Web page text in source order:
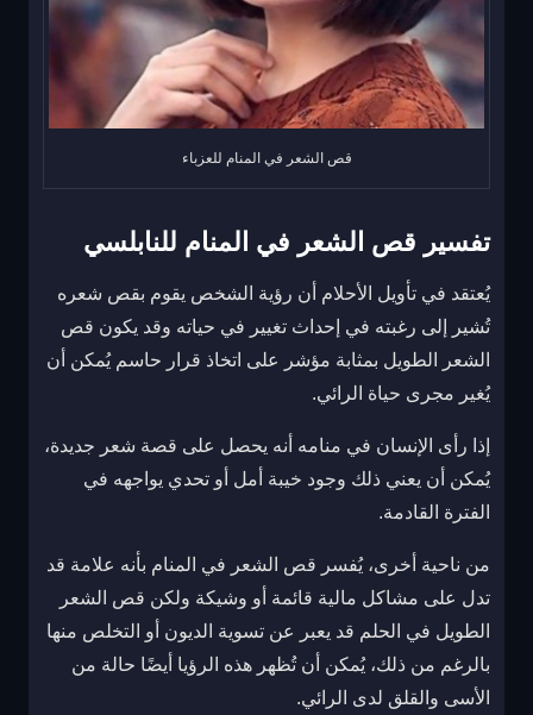
قص الشعر في المنام للعزباء
تفسير قص الشعر في المنام للنابلسي
يُعتقد في تأويل الأحلام أن رؤية الشخص يقوم بقص شعره
تُشير إلى رغبته في إحداث تغيير في حياته وقد يكون قص
الشعر الطويل بمثابة مؤشر على اتخاذ قرار حاسم يُمكن أن
يُغير مجرى حياة الرائي.
إذا رأى الإنسان في منامه أنه يحصل على قصة شعر جديدة،
يُمكن أن يعني ذلك وجود خيبة أمل أو تحدي يواجهه في
الفترة القادمة.
من ناحية أخرى، يُفسر قص الشعر في المنام بأنه علامة قد
تدل على مشاكل مالية قائمة أو وشيكة ولكن قص الشعر
الطويل في الحلم قد يعبر عن تسوية الديون أو التخلص منها
بالرغم من ذلك، يُمكن أن تُظهر هذه الرؤيا أيضًا حالة من
الأسى والقلق لدى الرائي.